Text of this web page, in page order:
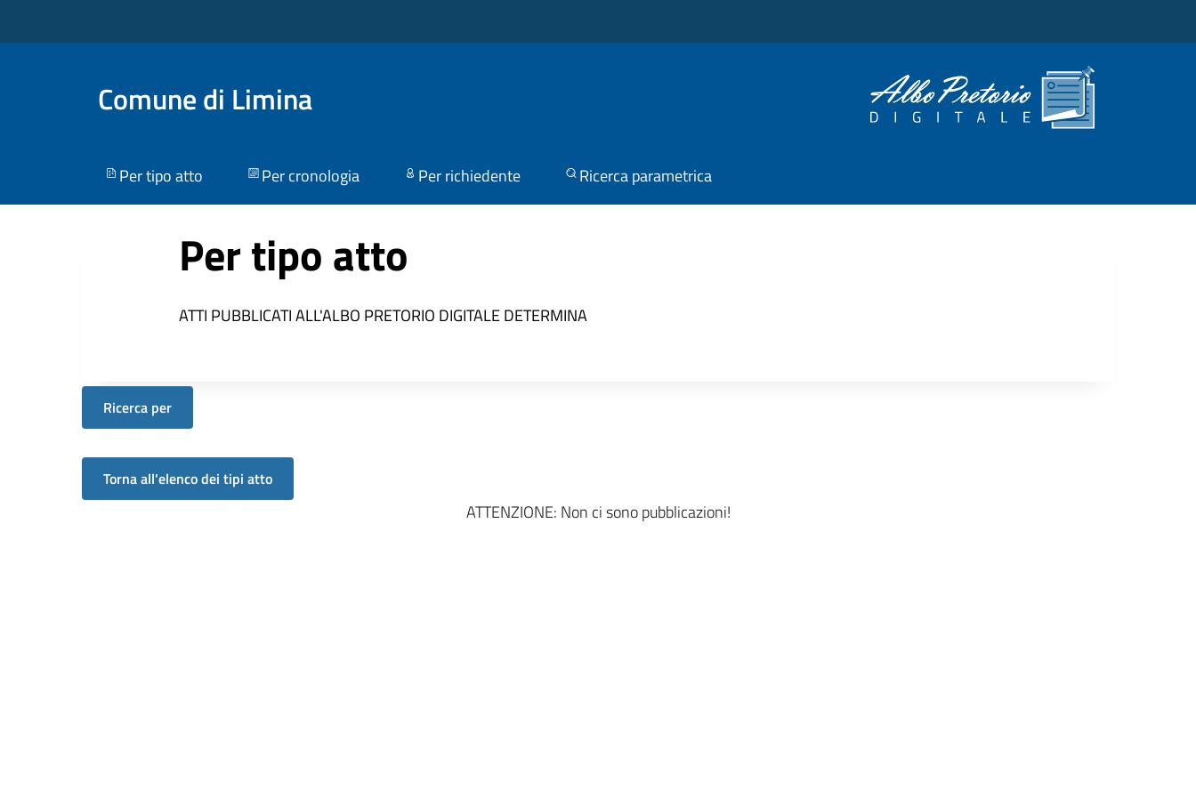
Comune di Limina
Per tipo atto Per cronologia Per richiedente Ricerca parametrica
Per tipo atto
ATTI PUBBLICATI ALL'ALBO PRETORIO DIGITALEDETERMINA
Ricerca per
ATTENZIONE: Non ci sono pubblicazioni!